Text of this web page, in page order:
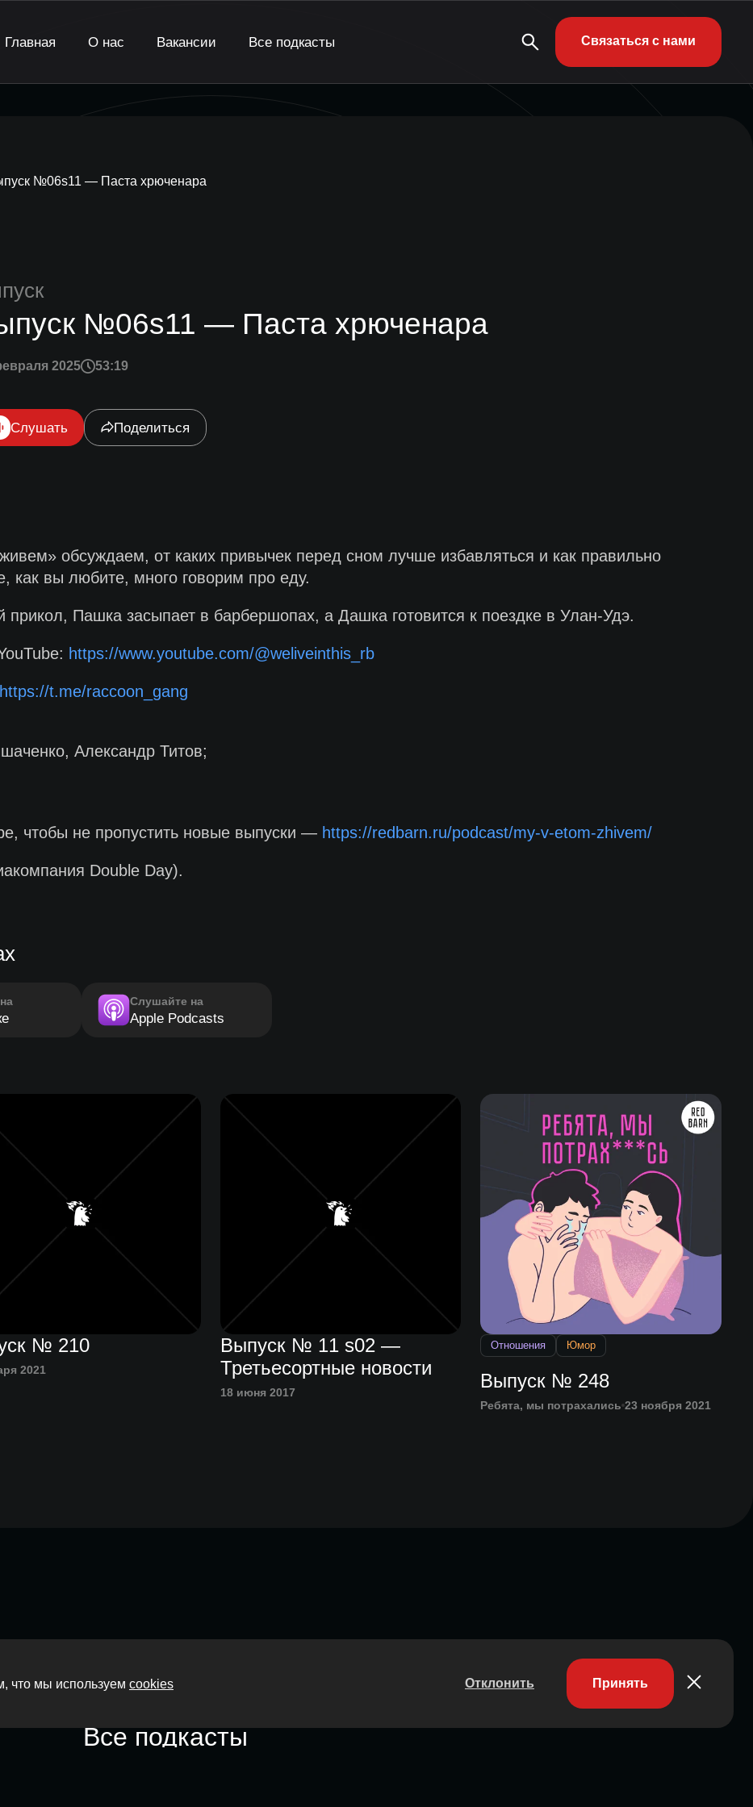
Главная О нас Вакансии Все подкасты Связаться с нами
№06s11 — Паста хрюченара
№06s11 — Паста хрюченара
2025 53:19
Слушать Поделиться
обсуждаем, от каких привычек перед сном лучше избавляться и как правильно
как вы любите, много говорим про еду.
Пашка засыпает в барбершопах, а Дашка готовится к поездке в Улан-Удэ.
https://www.youtube.com/@weliveinthis_rb
https://t.me/raccoon_gang
Александр Титов;
чтобы не пропустить новые выпуски — https://redbarn.ru/podcast/my-v-etom-zhivem/
Double Day).
Слушайте на
Apple Podcasts
№ 210
2021
Выпуск № 11 s02 —
Третьесортные новости
18 июня 2017
Отношения Юмор
Выпуск № 248
Ребята, мы потрахались 23 ноября 2021
Главная
Все подкасты
что мы используем cookies Отклонить Принять